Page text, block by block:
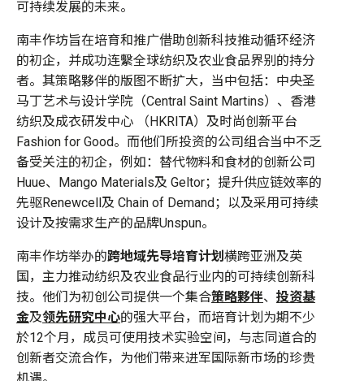
可持续发展的未来。
南丰作坊旨在培育和推广借助创新科技推动循环经济
的初企，并成功连繫全球纺织及农业食品界别的持分
者。其策略夥伴的版图不断扩大，当中包括：中央圣
马丁艺术与设计学院（Central Saint Martins）、香港
纺织及成衣研发中心 （HKRITA）及时尚创新平台
Fashion for Good。而他们所投资的公司组合当中不乏
备受关注的初企，例如：替代物料和食材的创新公司
Huue、Mango Materials及 Geltor；提升供应链效率的
先驱Renewcell及 Chain of Demand；以及采用可持续
设计及按需求生产的品牌Unspun。
南丰作坊举办的跨地域先导培育计划横跨亚洲及英
国，主力推动纺织及农业食品行业内的可持续创新科
技。他们为初创公司提供一个集合策略夥伴、 投资基
金及领先研究中心的强大平台， 而培育计划为期不少
於12个月，成员可使用技术实验空间，与志同道合的
创新者交流合作，为他们带来进军国际新市场的珍贵